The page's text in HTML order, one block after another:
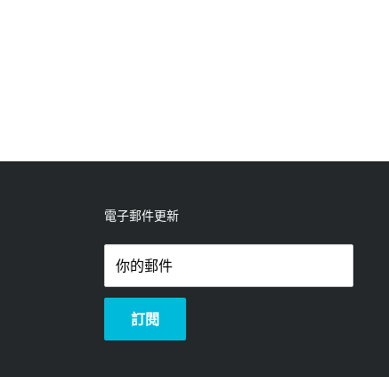
電子郵件更新
你的郵件
訂閱